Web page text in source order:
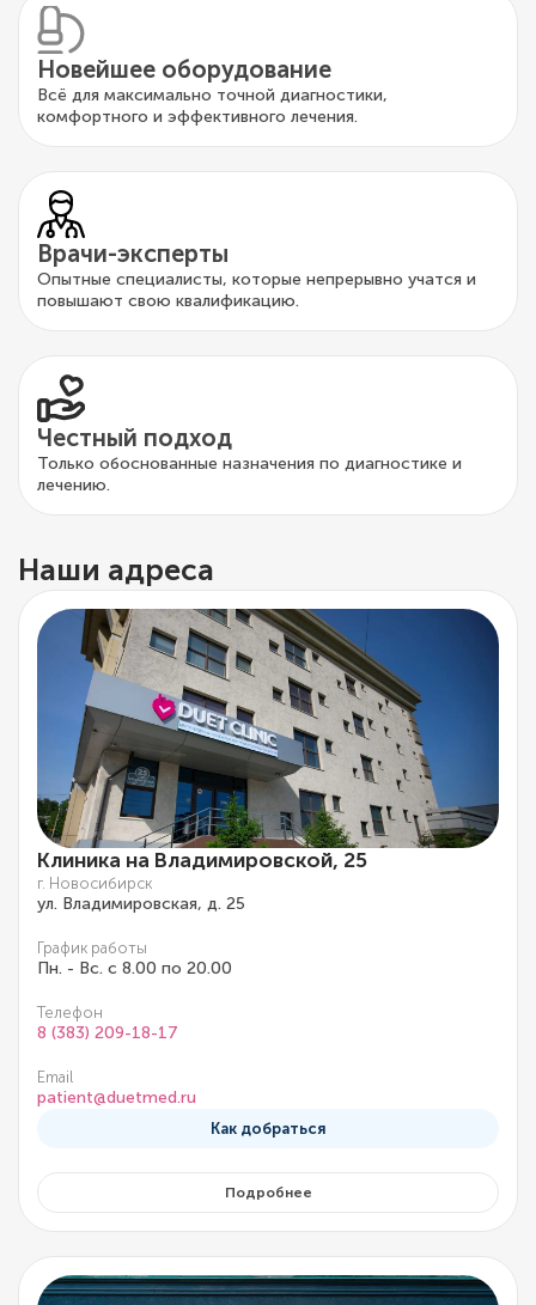
Новейшее оборудование
Всё для максимально точной диагностики,
комфортного и эффективного лечения.
Врачи-эксперты
Опытные специалисты, которые непрерывно учатся и
повышают свою квалификацию.
Честный подход
Только обоснованные назначения по диагностике и
лечению.
Наши адреса
Клиника на Владимировской, 25
г. Новосибирск
ул. Владимировская, д. 25
График работы
Пн. - Вс. с 8.00 по 20.00
Телефон
8 (383) 209-18-17
Email
patient@duetmed.ru
Как добраться
Подробнее